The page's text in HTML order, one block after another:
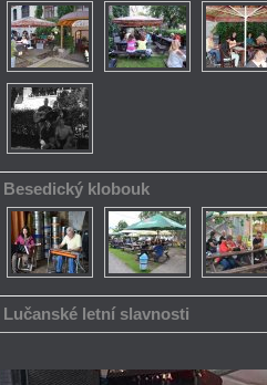
Besedický klobouk
Lučanské letní slavnosti